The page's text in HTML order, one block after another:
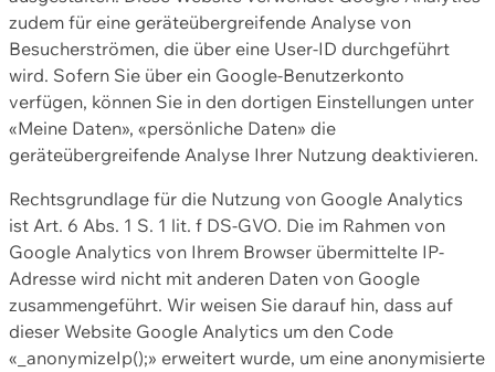
zudem für eine geräteübergreifende Analyse von
Besucherströmen, die über eine User-ID durchgeführt
wird. Sofern Sie über ein Google-Benutzerkonto
verfügen, können Sie in den dortigen Einstellungen unter
«Meine Daten», «persönliche Daten» die
geräteübergreifende Analyse Ihrer Nutzung deaktivieren.
Rechtsgrundlage für die Nutzung von Google Analytics
ist Art. 6 Abs. 1 S. 1 lit. f DS-GVO. Die im Rahmen von
Google Analytics von Ihrem Browser übermittelte IP-
Adresse wird nicht mit anderen Daten von Google
zusammengeführt. Wir weisen Sie darauf hin, dass auf
dieser Website Google Analytics um den Code
«_anonymizeIp();» erweitert wurde, um eine anonymisierte